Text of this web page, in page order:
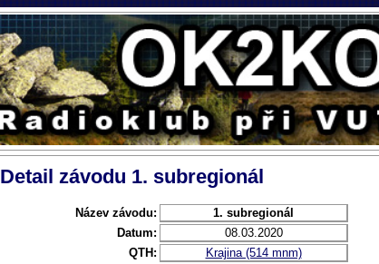
Detail závodu 1. subregionál
Název závodu: 1. subregionál
Datum:
08.03.2020
QTH:
Krajina (514 mnm)